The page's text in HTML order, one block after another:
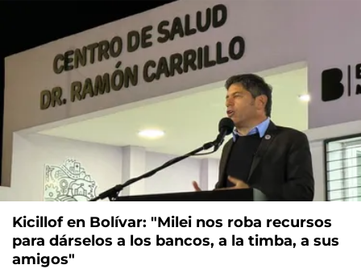
Kicillof en Bolívar: "Milei nos roba recursos
para dárselos a los bancos, a la timba, a sus
amigos"